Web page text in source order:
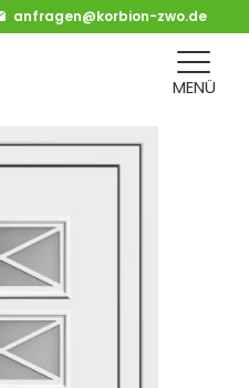
anfragen@korbion-zwo.de
MENÜ
15